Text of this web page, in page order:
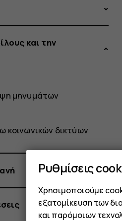
και την
μηνυμάτων
κοινωνικών δικτύων
Ρυθμίσεις
Χρησιμοποιούμε
εξατομίκευση των
και παρόμοιων